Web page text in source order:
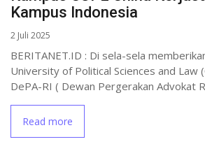
Kampus Indonesia
2 Juli 2025
BERITANET.ID : Di sela-sela
University of Political Sciences and Law
DePA-RI ( Dewan Pergerakan Advokat
Read more